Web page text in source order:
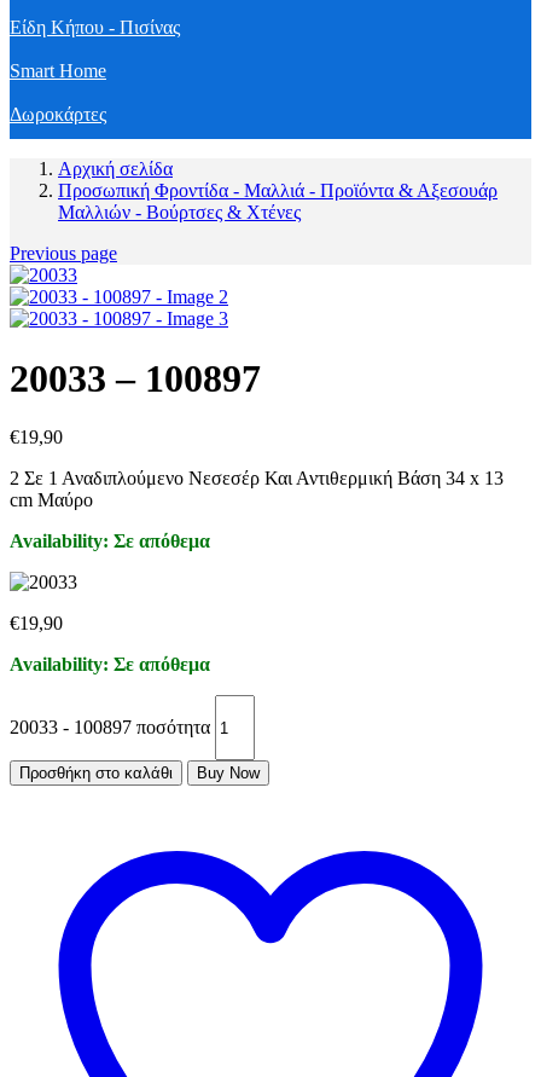
Είδη Κήπου - Πισίνας
Smart Home
Δωροκάρτες
Αρχική σελίδα
Προσωπική Φροντίδα - Μαλλιά - Προϊόντα & Αξεσουάρ
Μαλλιών - Βούρτσες & Χτένες
Previous page
20033 – 100897
€19,90
2 Σε 1 Αναδιπλούμενο Νεσεσέρ Και Αντιθερμική Βάση 34 x 13
cm Μαύρο
Availability: Σε απόθεμα
€19,90
Availability: Σε απόθεμα
20033 - 100897 ποσότητα
Προσθήκη στο καλάθι Buy Now